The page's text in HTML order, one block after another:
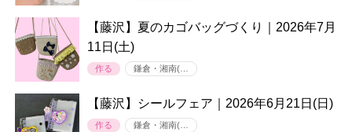
【藤沢】夏のカゴバッグづくり｜2026年7月
11日(土)
作る 鎌倉・湘南(…
【藤沢】シールフェア｜2026年6月21日(日)
作る 鎌倉・湘南(…